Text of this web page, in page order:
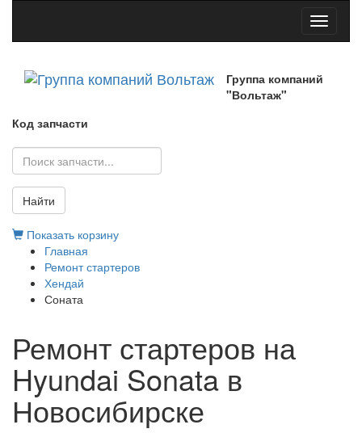
Toggle
Группа компаний
"Вольтаж"
Код запчасти
Найти
Показать корзину
Главная
Ремонт стартеров
Хендай
Соната
Ремонт стартеров на
Hyundai Sonata в
Новосибирске